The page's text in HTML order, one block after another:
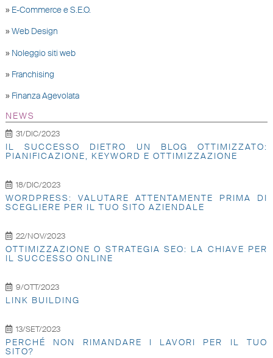
» E-Commerce e S.E.O.
» Web Design
» Noleggio siti web
» Franchising
» Finanza Agevolata
NEWS
31/DIC/2023
IL SUCCESSO DIETRO UN BLOG OTTIMIZZATO:
PIANIFICAZIONE, KEYWORD E OTTIMIZZAZIONE
18/DIC/2023
WORDPRESS: VALUTARE ATTENTAMENTE PRIMA DI
SCEGLIERE PER IL TUO SITO AZIENDALE
22/NOV/2023
OTTIMIZZAZIONE O STRATEGIA SEO: LA CHIAVE PER
IL SUCCESSO ONLINE
9/OTT/2023
LINK BUILDING
13/SET/2023
PERCHÉ NON RIMANDARE I LAVORI PER IL TUO
SITO?